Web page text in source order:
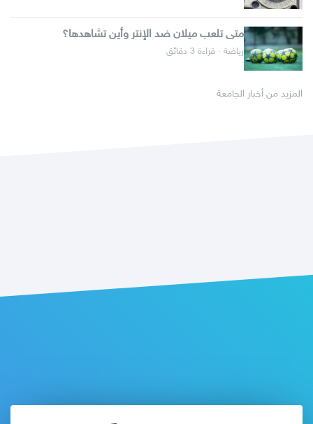
متى تلعب ميلان ضد الإنتر وأين تشاهدها؟
رياضة · قراءة 3 دقائق
المزيد من أخبار الجامعة